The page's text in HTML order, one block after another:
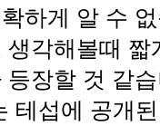
하게 알 수
생각해볼때
등장할 것 같
테섭에 공개